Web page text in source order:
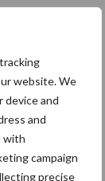
website. We
device and
and
with
campaign
precise